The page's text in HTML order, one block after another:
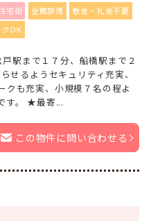
宅街 全館禁煙
敷金・礼金不要
OK
駅まで１７分、船橋駅まで２
せるようセキュリティ充実、
クも充実、小規模７名の程よ
す。 ★最寄...
この物件に問い合わせる